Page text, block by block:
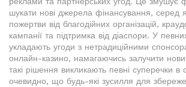
шукати нові джерела фінансування, серед
пожертви від благодійних організацій,
кампанії та підтримка від діаспори. У
укладають угоди з нетрадиційними
онлайн-казино, намагаючись залучити
такі рішення викликають певні суперечки в
очевидно, що будь-які зусилля для